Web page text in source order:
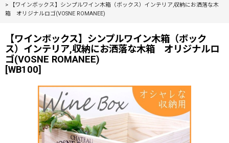
>
【ワインボックス】シンプルワイン木箱（ボックス）インテリア,収納にお洒落な木
箱 オリジナルロゴ(VOSNE ROMANEE)
【ワインボックス】シンプルワイン木箱（ボック
ス）インテリア,収納にお洒落な木箱 オリジナルロ
ゴ(VOSNE ROMANEE)
[WB100]